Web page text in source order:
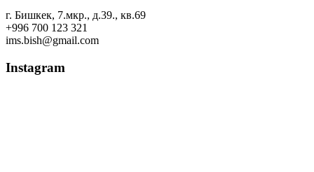
г. Бишкек, 7.мкр., д.39., кв.69
+996 700 123 321
ims.bish@gmail.com
Instagram